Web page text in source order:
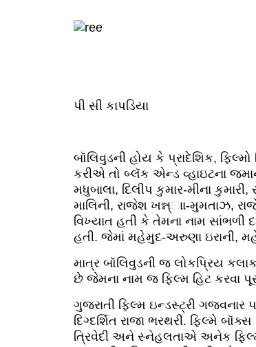
પી સી કાપડિયા
બૉલિવુડની હોય કે પ્રાદેશિક,
કરીએ તો બ્લૅક એન્ડ વ્હાઇટના
મધુબાલા, દિલીપ કુમાર-મીના
માલિની, રાજેશ ખન્ન્ાા-મુમતાઝ,
વિખ્યાત હતી કે તેમના નામ સાંભળી
હતી. જેમાં મહેમુદ-અરુણા ઇરાની,
માત્ર બૉલિવુડની જ લોકપ્રિય
છે જેમના નામ જ ફિલ્મ હિટ કરવા
ગુજરાતી ફિલ્મ ઇન્ડસ્ટ્રી ગજવનાર
દિગ્દર્શિત રાજા ભરથરી. ફિલ્મે
ત્રિવેદી અને સ્નેહલતાએ અનેક